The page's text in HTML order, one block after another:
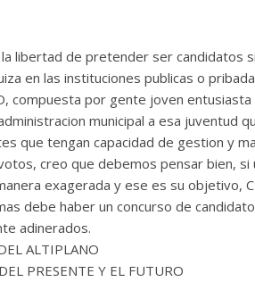
libertad de pretender ser candidatos
en las instituciones publicas o
compuesta por gente joven
municipal a esa
que tengan capacidad de gestion y
creo que debemos pensar bien,
exagerada y ese es su objetivo,
debe haber un concurso de
adinerados.
ALTIPLANO
PRESENTE Y EL FUTURO